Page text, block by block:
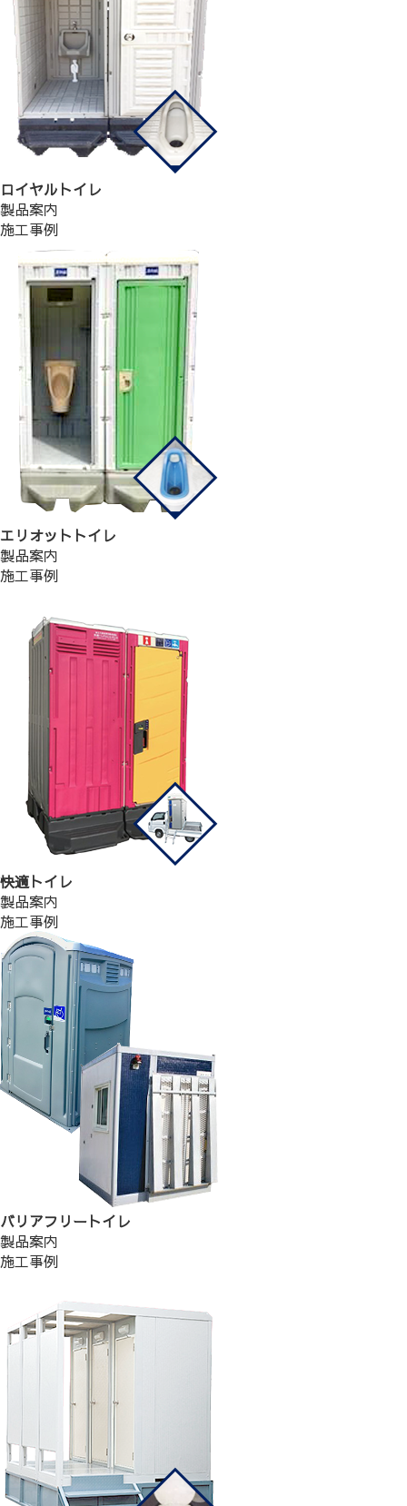
ロイヤルトイレ
製品案内
施工事例
エリオットトイレ
製品案内
施工事例
快適トイレ
製品案内
施工事例
バリアフリートイレ
製品案内
施工事例